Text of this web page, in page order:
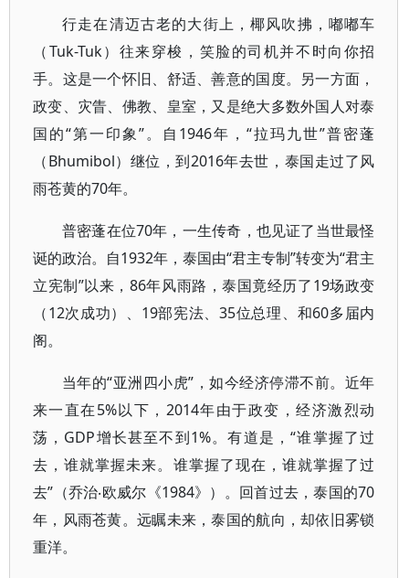
行走在清迈古老的大街上，椰风吹拂，嘟嘟车
（Tuk-Tuk）往来穿梭，笑脸的司机并不时向你招
手。这是一个怀旧、舒适、善意的国度。另一方面，
政变、灾眚、佛教、皇室，又是绝大多数外国人对泰
国的“第一印象”。自1946年，“拉玛九世”普密蓬
（Bhumibol）继位，到2016年去世，泰国走过了风
雨苍黄的70年。
普密蓬在位70年，一生传奇，也见证了当世最怪
诞的政治。自1932年，泰国由“君主专制”转变为“君主
立宪制”以来，86年风雨路，泰国竟经历了19场政变
（12次成功）、19部宪法、35位总理、和60多届内
阁。
当年的“亚洲四小虎”，如今经济停滞不前。近年
来一直在5%以下，2014年由于政变，经济激烈动
荡，GDP增长甚至不到1%。有道是，“谁掌握了过
去，谁就掌握未来。谁掌握了现在，谁就掌握了过
去”（乔治‧欧威尔《1984》）。回首过去，泰国的70
年，风雨苍黄。远瞩未来，泰国的航向，却依旧雾锁
重洋。